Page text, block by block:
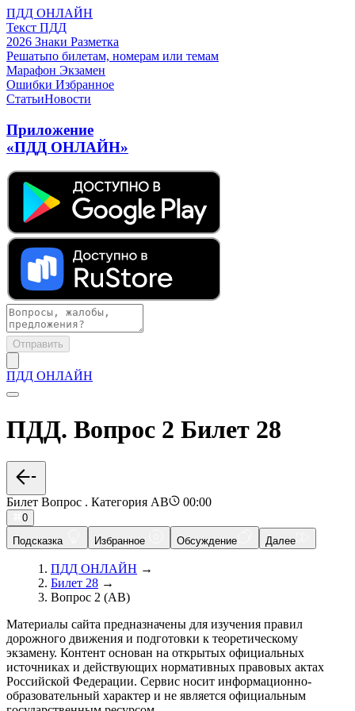
ПДД ОНЛАЙН
Текст ПДД
2026 Знаки Разметка
Решатьпо билетам, номерам или темам
Марафон Экзамен
Ошибки Избранное
СтатьиНовости
Приложение
«ПДД ОНЛАЙН»
Отправить
ПДД ОНЛАЙН
ПДД. Вопрос 2 Билет 28
Билет Вопрос . Категория AB 00:00
0
Подсказка
Избранное Обсуждение Далее
ПДД ОНЛАЙН →
Билет 28 →
Вопрос 2 (AB)
Материалы сайта предназначены для изучения правил
дорожного движения и подготовки к теоретическому
экзамену. Контент основан на открытых официальных
источниках и действующих нормативных правовых актах
Российской Федерации. Сервис носит информационно-
образовательный характер и не является официальным